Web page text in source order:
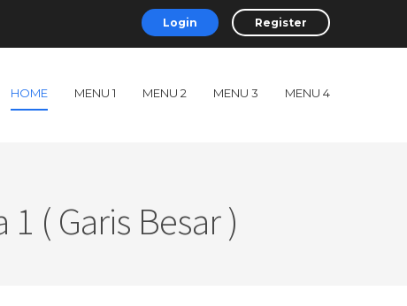
Login Register
HOME MENU 1 MENU 2 MENU 3 MENU 4
( Garis Besar )